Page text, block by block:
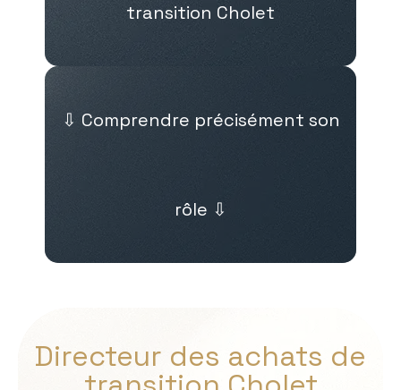
transition Cholet
⇩ Comprendre précisément son
rôle ⇩
Directeur des achats de